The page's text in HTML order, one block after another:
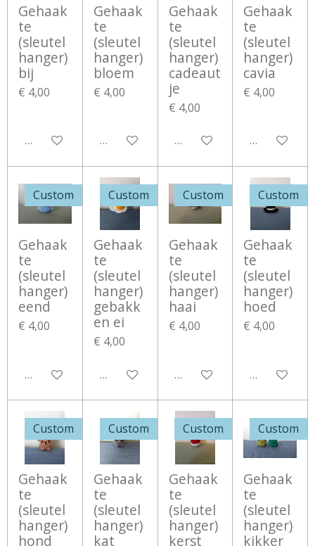
Gehaak
te
(sleutel
hanger)
bij
€ 4,00
Bekijk details
Gehaak
te
(sleutel
hanger)
bloem
€ 4,00
Bekijk details
Gehaak
te
(sleutel
hanger)
cadeaut
je
€ 4,00
Bekijk details
Gehaak
te
(sleutel
hanger)
cavia
€ 4,00
Bekijk
Custom
Gehaak
te
(sleutel
hanger)
eend
€ 4,00
Bekijk details
Custom
Gehaak
te
(sleutel
hanger)
gebakk
en ei
€ 4,00
Bekijk details
Custom
Gehaak
te
(sleutel
hanger)
haai
€ 4,00
Bekijk details
Custom
Gehaak
te
(sleutel
hanger)
hoed
€ 4,00
Bekijk
Custom
Gehaak
te
(sleutel
hanger)
hond
Custom
Gehaak
te
(sleutel
hanger)
kat
Custom
Gehaak
te
(sleutel
hanger)
kerst
Custom
Gehaak
te
(sleutel
hanger)
kikker